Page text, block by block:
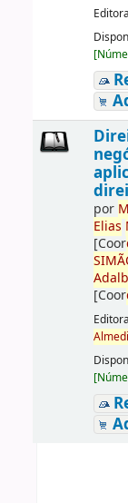
[
por
Elias
[Coor
[Coor
[